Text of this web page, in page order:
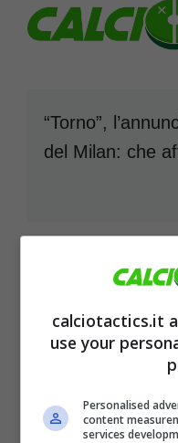
“Torno”,
del Milan: che
calciotactics.it
use your
Personalised
content
services